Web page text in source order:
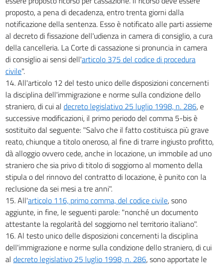
proposto, a pena di decadenza, entro trenta giorni dalla
notificazione della sentenza. Esso è notificato alle parti assieme
al decreto di fissazione dell'udienza in camera di consiglio, a cura
della cancelleria. La Corte di cassazione si pronuncia in camera
di consiglio ai sensi dell'articolo 375 del codice di procedura
civile".
14. All'articolo 12 del testo unico delle disposizioni concernenti
la disciplina dell'immigrazione e norme sulla condizione dello
straniero, di cui al decreto legislativo 25 luglio 1998, n. 286, e
successive modificazioni, il primo periodo del comma 5-bis è
sostituito dal seguente: "Salvo che il fatto costituisca più grave
reato, chiunque a titolo oneroso, al fine di trarre ingiusto profitto,
dà alloggio ovvero cede, anche in locazione, un immobile ad uno
straniero che sia privo di titolo di soggiorno al momento della
stipula o del rinnovo del contratto di locazione, è punito con la
reclusione da sei mesi a tre anni".
15. All'articolo 116, primo comma, del codice civile, sono
aggiunte, in fine, le seguenti parole: "nonché un documento
attestante la regolarità del soggiorno nel territorio italiano".
16. Al testo unico delle disposizioni concernenti la disciplina
dell'immigrazione e norme sulla condizione dello straniero, di cui
al decreto legislativo 25 luglio 1998, n. 286, sono apportate le